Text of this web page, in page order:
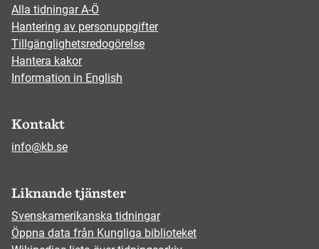
Alla tidningar A-Ö
Hantering av personuppgifter
Tillgänglighetsredogörelse
Hantera kakor
Information in English
Kontakt
info@kb.se
Liknande tjänster
Svenskamerikanska tidningar
Öppna data från Kungliga biblioteket